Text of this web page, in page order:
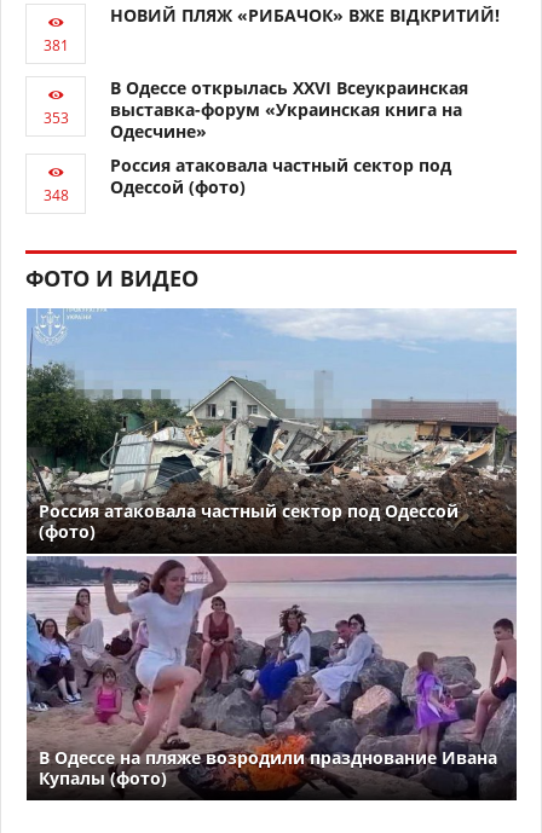
НОВИЙ ПЛЯЖ «РИБАЧОК» ВЖЕ ВІДКРИТИЙ!
В Одессе открылась XXVI Всеукраинская
выставка-форум «Украинская книга на
Одесчине»
Россия атаковала частный сектор под
Одессой (фото)
ФОТО И ВИДЕО
Россия атаковала частный сектор под Одессой
(фото)
В Одессе на пляже возродили празднование Ивана
Купалы (фото)